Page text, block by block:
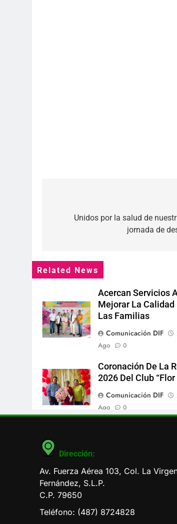
Unidos por la salud de
jornada de
Related News
Acercan Servicios
Mejorar La Calidad
Las Familias
Comunicación DIF
Ago
0
Coronación De La
2026 Del Club “Flor
Comunicación DIF
Ago
0
Dirección:
Av. Fuerza Aérea 103, Col. La
Fernández, S.L.P.
C.P. 79650
Teléfono: (487) 8724828